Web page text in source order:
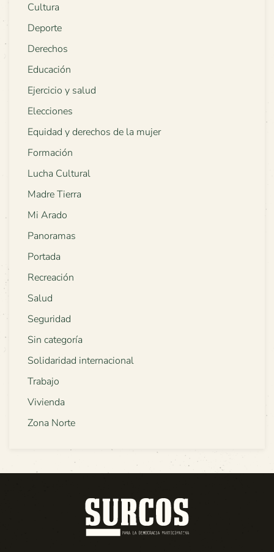
Cultura
Deporte
Derechos
Educación
Ejercicio y salud
Elecciones
Equidad y derechos de la mujer
Formación
Lucha Cultural
Madre Tierra
Mi Arado
Panoramas
Portada
Recreación
Salud
Seguridad
Sin categoría
Solidaridad internacional
Trabajo
Vivienda
Zona Norte